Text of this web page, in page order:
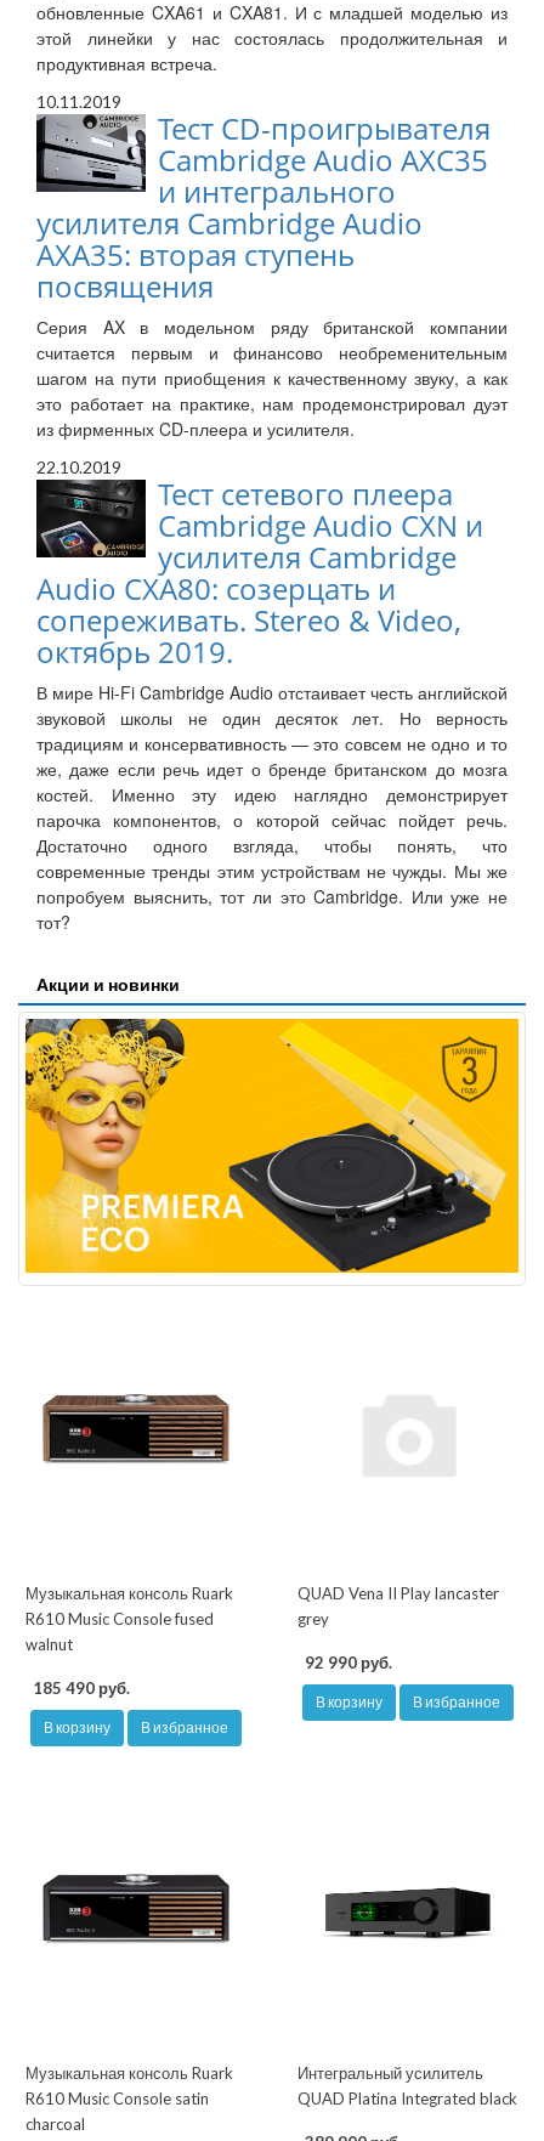
обновленные CXA61 и CXA81. И с младшей моделью из
этой линейки у нас состоялась продолжительная и
продуктивная встреча.
10.11.2019
Тест CD-проигрывателя
Cambridge Audio AXC35
и интегрального
усилителя Cambridge Audio
AXA35: вторая ступень
посвящения
Серия AX в модельном ряду британской компании
считается первым и финансово необременительным
шагом на пути приобщения к качественному звуку, а как
это работает на практике, нам продемонстрировал дуэт
из фирменных CD-плеера и усилителя.
22.10.2019
Тест сетевого плеера
Cambridge Audio CXN и
усилителя Cambridge
Audio CXA80: созерцать и
сопереживать. Stereo & Video,
октябрь 2019.
В мире Hi-Fi Cambridge Audio отстаивает честь английской
звуковой школы не один десяток лет. Но верность
традициям и консервативность — это совсем не одно и то
же, даже если речь идет о бренде британском до мозга
костей. Именно эту идею наглядно демонстрирует
парочка компонентов, о которой сейчас пойдет речь.
Достаточно одного взгляда, чтобы понять, что
современные тренды этим устройствам не чужды. Мы же
попробуем выяснить, тот ли это Cambridge. Или уже не
тот?
Акции и новинки
Музыкальная консоль Ruark
R610 Music Console fused
walnut
185 490 руб.
В корзину В избранное
QUAD Vena II Play lancaster
grey
92 990 руб.
В корзину В избранное
Музыкальная консоль Ruark
R610 Music Console satin
charcoal
Интегральный усилитель
QUAD Platina Integrated black